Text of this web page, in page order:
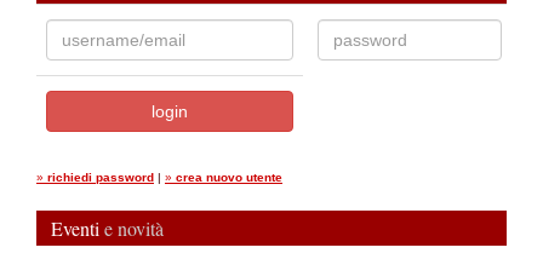
» richiedi password | » crea nuovo utente
Eventi e novità